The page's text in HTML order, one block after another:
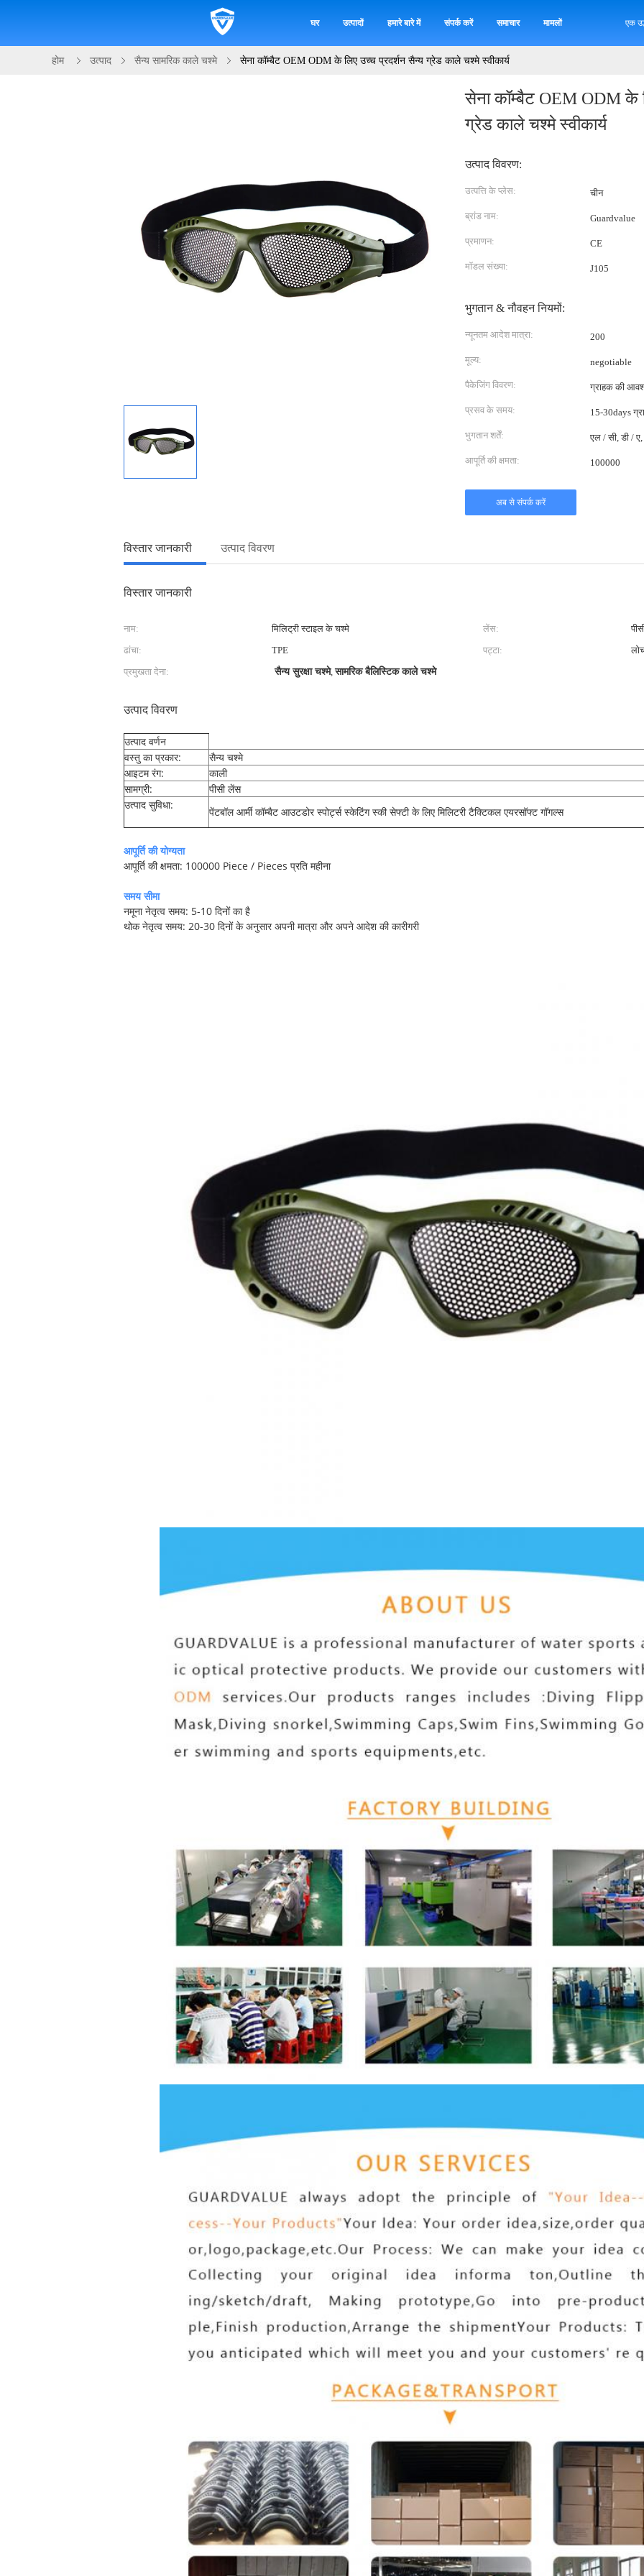
घर उत्पादों हमारे बारे में संपर्क करें समाचार मामलों एक
होम उत्पाद सैन्य सामरिक काले चश्मे सेना कॉम्बैट OEM ODM के लिए उच्च प्रदर्शन सैन्य ग्रेड काले चश्मे स्वीकार्य
सेना कॉम्बैट OEM ODM के
ग्रेड काले चश्मे स्वीकार्य
उत्पाद विवरण:
उत्पत्ति के प्लेस: चीन
ब्रांड नाम: Guardvalue
प्रमाणन: CE
मॉडल संख्या: J105
भुगतान & नौवहन नियमों:
न्यूनतम आदेश मात्रा: 200
मूल्य: negotiable
पैकेजिंग विवरण: ग्राहक की
प्रसव के समय: 15-30days
भुगतान शर्तें: एल / सी, डी / ए,
आपूर्ति की क्षमता: 100000
अब से संपर्क करें
विस्तार जानकारी उत्पाद विवरण
विस्तार जानकारी
नाम: मिलिट्री स्टाइल के चश्मे लेंस:
ढांचा:
TPE पट्टा:
प्रमुखता देना:
सैन्य सुरक्षा चश्मे,सामरिक बैलिस्टिक काले चश्मे
उत्पाद विवरण
उत्पाद वर्णन
वस्तु का प्रकार:
सैन्य चश्मे
आइटम रंग:
काली
सामग्री:
पीसी लेंस
उत्पाद सुविधा:
पेंटबॉल आर्मी कॉम्बैट आउटडोर स्पोर्ट्स स्केटिंग स्की सेफ्टी के लिए मिलिटरी टैक्टिकल एयरसॉफ्ट गॉगल्स
आपूर्ति की योग्यता
आपूर्ति की क्षमता: 100000 Piece / Pieces प्रति महीना
समय सीमा
नमूना नेतृत्व समय: 5-10 दिनों का है
थोक नेतृत्व समय: 20-30 दिनों के अनुसार अपनी मात्रा और अपने आदेश की कारीगरी